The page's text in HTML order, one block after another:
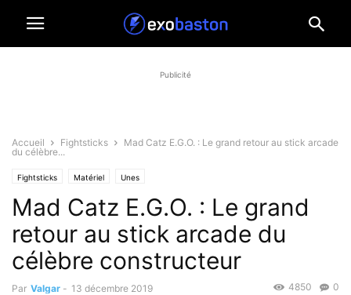
Publicité
Accueil Fightsticks
Mad Catz E.G.O. : Le grand retour au stick arcade
du célèbre...
Fightsticks Matériel Unes
Mad Catz E.G.O. : Le grand
retour au stick arcade du
célèbre constructeur
Par Valgar - 13 décembre 2019 0
4850